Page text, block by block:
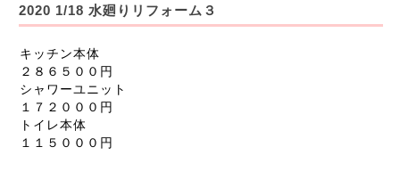
2020 1/18 水廻りリフォーム３
キッチン本体
２８６５００円
シャワーユニット
１７２０００円
トイレ本体
１１５０００円